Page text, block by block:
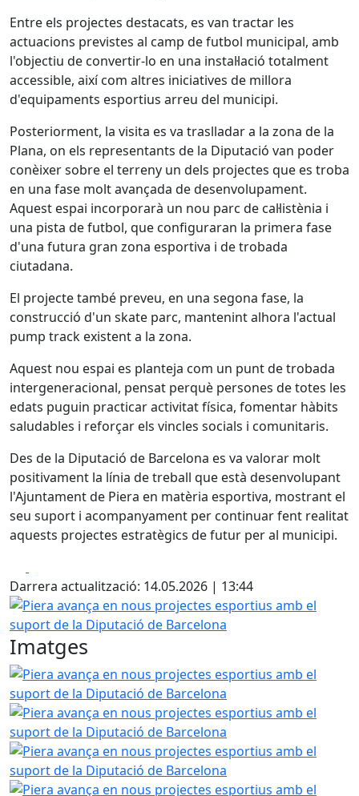
Entre els projectes destacats, es van tractar les
actuacions previstes al camp de futbol municipal, amb
l'objectiu de convertir-lo en una instal·lació totalment
accessible, així com altres iniciatives de millora
d'equipaments esportius arreu del municipi.
Posteriorment, la visita es va traslladar a la zona de la
Plana, on els representants de la Diputació van poder
conèixer sobre el terreny un dels projectes que es troba
en una fase molt avançada de desenvolupament.
Aquest espai incorporarà un nou parc de cal·listènia i
una pista de futbol, que configuraran la primera fase
d'una futura gran zona esportiva i de trobada
ciutadana.
El projecte també preveu, en una segona fase, la
construcció d'un skate parc, mantenint alhora l'actual
pump track existent a la zona.
Aquest nou espai es planteja com un punt de trobada
intergeneracional, pensat perquè persones de totes les
edats puguin practicar activitat física, fomentar hàbits
saludables i reforçar els vincles socials i comunitaris.
Des de la Diputació de Barcelona es va valorar molt
positivament la línia de treball que està desenvolupant
l'Ajuntament de Piera en matèria esportiva, mostrant el
seu suport i acompanyament per continuar fent realitat
aquests projectes estratègics de futur per al municipi.
Darrera actualització: 14.05.2026 | 13:44
Piera avança en nous projectes esportius amb el suport
Imatges
Piera avança en nous projectes esportius amb el suport
Piera avança en nous projectes esportius amb el suport
Piera avança en nous projectes esportius amb el suport
Piera avança en nous projectes esportius amb el suport